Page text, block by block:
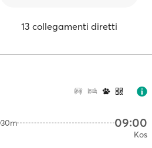
13 collegamenti diretti
30m 09:00
Kos